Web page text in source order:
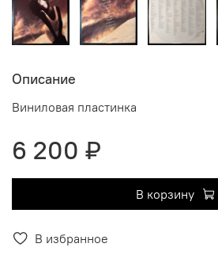
В избранное
Описание
Виниловая пластинка
6 200 ₽
В корзину